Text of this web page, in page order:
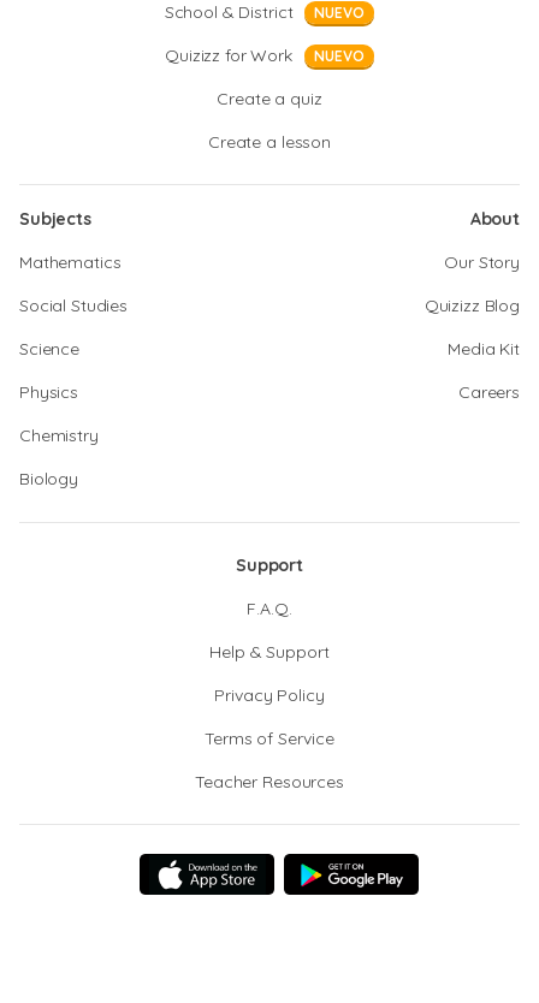
School & District
NUEVO
Quizizz for Work NUEVO
Create a quiz
Create a lesson
Subjects
Mathematics
Social Studies
Science
Physics
Chemistry
Biology
About
Our Story
Quizizz Blog
Media Kit
Careers
Support
F.A.Q.
Help & Support
Privacy Policy
Terms of Service
Teacher Resources